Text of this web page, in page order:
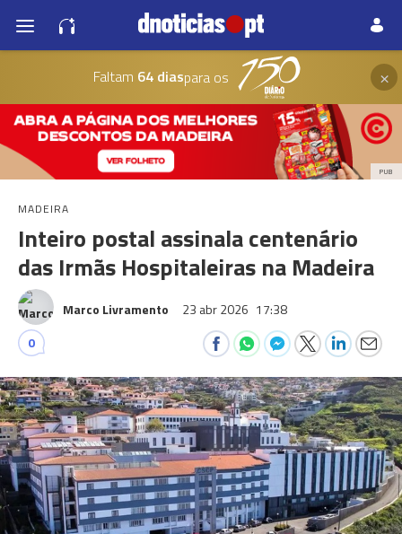
Faltam 64 diaspara os ×
PUB
MADEIRA
Inteiro postal assinala centenário
das Irmãs Hospitaleiras na Madeira
Marco Livramento 23 abr 2026 17:38
0